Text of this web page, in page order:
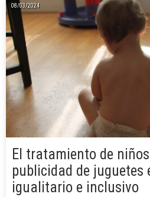
08/03/2024
El tratamiento de
publicidad de juguetes
igualitario e inclusivo